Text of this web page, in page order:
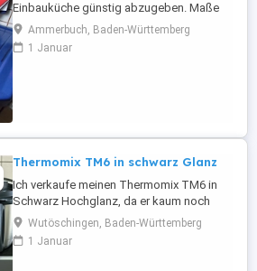
Einbauküche günstig abzugeben. Maße
ca. 2.40 m x 4.20 m (Küchenmaß) Es
handelt sich um eine Beckermann Picasso
Küche, gepflegt und sehr gut erhalten.
Ammerbuch, Baden-Württemberg
1 Januar
Thermomix TM6 in schwarz Glanz
Ich verkaufe meinen Thermomix TM6 in
Schwarz Hochglanz, da er kaum noch
genutzt wird. Das Gerät ist ca. 3 Jahre alt,
befindet sich in sehr gutem, gepflegtem
Zustand und funktioniert einwandfrei. Im
Wutöschingen, Baden-Württemberg
1 Januar